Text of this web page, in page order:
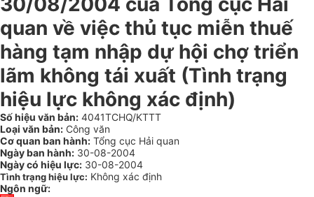
quan về việc thủ tục miễn thuế
hàng tạm nhập dự hội chợ triển
lãm không tái xuất (Tình trạng
hiệu lực không xác định)
Số hiệu văn bản: 4041TCHQ/KTTT
Loại văn bản: Công văn
Cơ quan ban hành: Tổng cục Hải quan
Ngày ban hành: 30-08-2004
Ngày có hiệu lực: 30-08-2004
Tình trạng hiệu lực: Không xác định
Ngôn ngữ: